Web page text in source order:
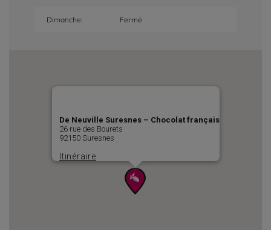
Dimanche: Fermé
De Neuville Suresnes – Chocolat français
26 rue des Bourets
92150 Suresnes
Itinéraire